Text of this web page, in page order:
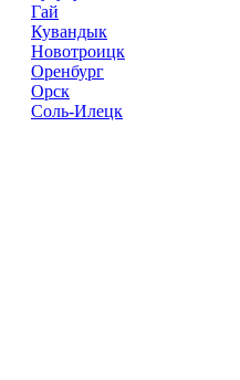
Гай
Кувандык
Новотроицк
Оренбург
Орск
Соль-Илецк